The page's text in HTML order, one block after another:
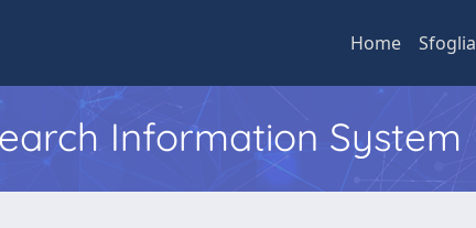
Home Sfoglia
Information System